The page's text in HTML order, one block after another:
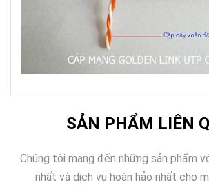
SẢN PHẨM LIÊN
Chúng tôi mang đến những sản phẩm
nhất và dịch vụ hoàn hảo nhất cho